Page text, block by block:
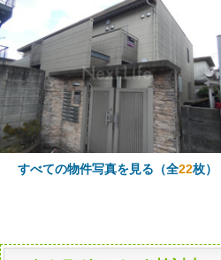
すべての物件写真を見る（全22枚）